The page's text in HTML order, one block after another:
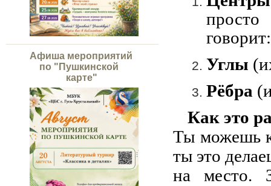
Афиша мероприятий
по "Пушкинской
карте"
Углы
Рёбра
Как это
Ты можешь
ты это
на место.